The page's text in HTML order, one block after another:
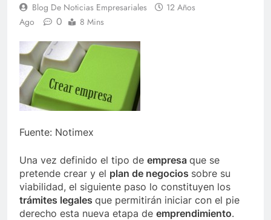
Blog De Noticias Empresariales
12 Años
Ago
0 8 Mins
Fuente: Notimex
Una vez definido el tipo de empresa que se
pretende crear y el plan de negocios sobre su
viabilidad, el siguiente paso lo constituyen los
trámites legales que permitirán iniciar con el pie
derecho esta nueva etapa de emprendimiento.